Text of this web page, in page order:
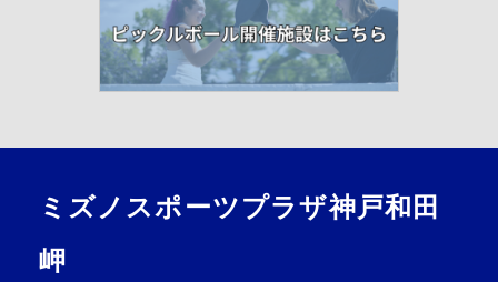
ミズノスポーツプラザ神戸和田
岬